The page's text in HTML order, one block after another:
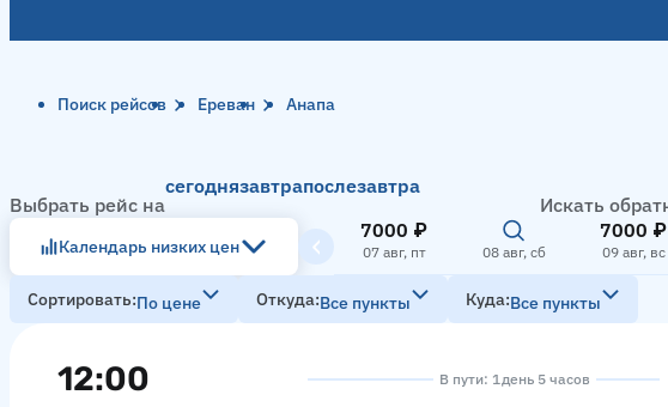
Поиск рейсов Ереван Анапа
Выбрать рейс на
сегоднязавтрапослезавтра
Искать
Календарь низких цен
7000 ₽
07 авг, пт 08 авг, сб
7000 ₽
09 авг, вс
Сортировать По цене Откуда Все пункты Куда Все пункты
12:00 В пути: 1 день 5 часов